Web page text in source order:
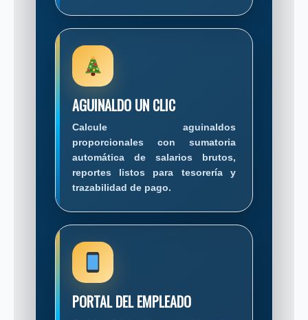
AGUINALDO UN CLIC
Calcule aguinaldos
proporcionales con sumatoria
automática de salarios brutos,
reportes listos para tesorería y
trazabilidad de pago.
PORTAL DEL EMPLEADO